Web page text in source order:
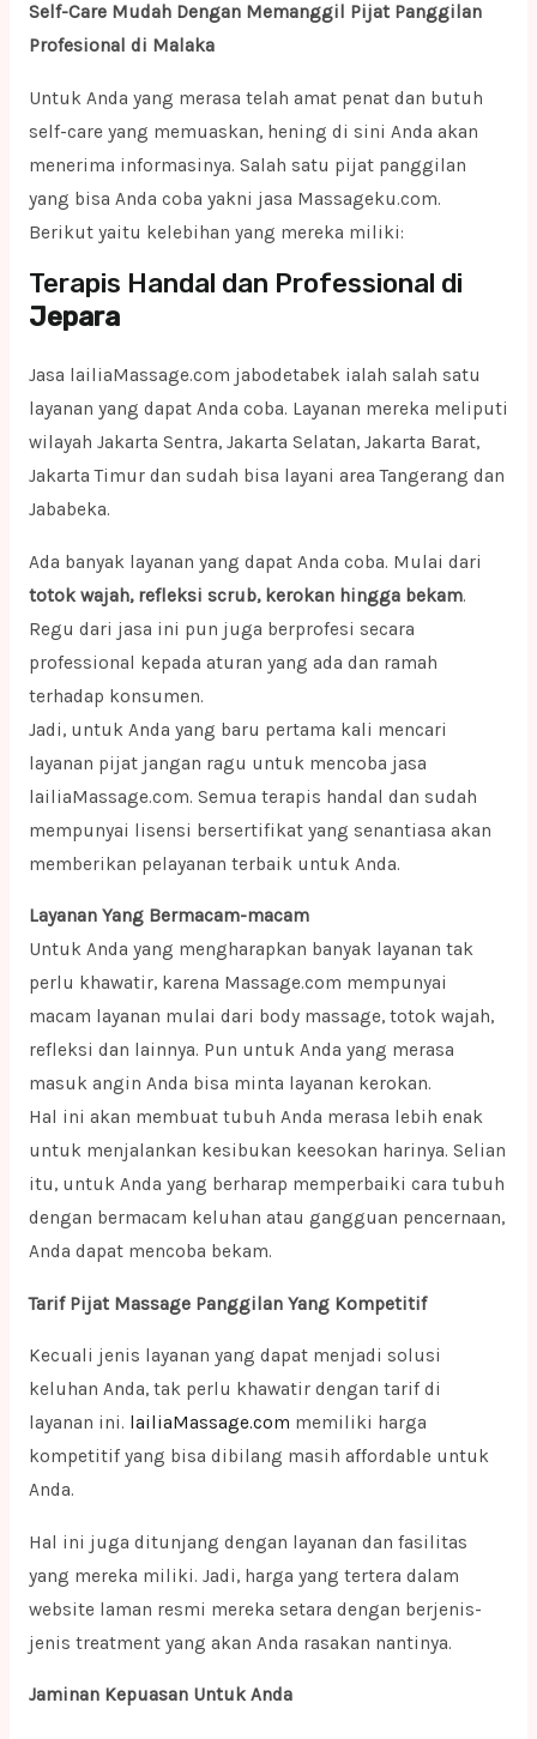
Self-Care Mudah Dengan Memanggil Pijat Panggilan
Profesional di Malaka
Untuk Anda yang merasa telah amat penat dan butuh
self-care yang memuaskan, hening di sini Anda akan
menerima informasinya. Salah satu pijat panggilan
yang bisa Anda coba yakni jasa Massageku.com.
Berikut yaitu kelebihan yang mereka miliki:
Terapis Handal dan Professional di
Jepara
Jasa lailiaMassage.com jabodetabek ialah salah satu
layanan yang dapat Anda coba. Layanan mereka meliputi
wilayah Jakarta Sentra, Jakarta Selatan, Jakarta Barat,
Jakarta Timur dan sudah bisa layani area Tangerang dan
Jababeka.
Ada banyak layanan yang dapat Anda coba. Mulai dari
totok wajah, refleksi scrub, kerokan hingga bekam.
Regu dari jasa ini pun juga berprofesi secara
professional kepada aturan yang ada dan ramah
terhadap konsumen.
Jadi, untuk Anda yang baru pertama kali mencari
layanan pijat jangan ragu untuk mencoba jasa
lailiaMassage.com. Semua terapis handal dan sudah
mempunyai lisensi bersertifikat yang senantiasa akan
memberikan pelayanan terbaik untuk Anda.
Layanan Yang Bermacam-macam
Untuk Anda yang mengharapkan banyak layanan tak
perlu khawatir, karena Massage.com mempunyai
macam layanan mulai dari body massage, totok wajah,
refleksi dan lainnya. Pun untuk Anda yang merasa
masuk angin Anda bisa minta layanan kerokan.
Hal ini akan membuat tubuh Anda merasa lebih enak
untuk menjalankan kesibukan keesokan harinya. Selian
itu, untuk Anda yang berharap memperbaiki cara tubuh
dengan bermacam keluhan atau gangguan pencernaan,
Anda dapat mencoba bekam.
Tarif Pijat Massage Panggilan Yang Kompetitif
Kecuali jenis layanan yang dapat menjadi solusi
keluhan Anda, tak perlu khawatir dengan tarif di
layanan ini. lailiaMassage.com memiliki harga
kompetitif yang bisa dibilang masih affordable untuk
Anda.
Hal ini juga ditunjang dengan layanan dan fasilitas
yang mereka miliki. Jadi, harga yang tertera dalam
website laman resmi mereka setara dengan berjenis-
jenis treatment yang akan Anda rasakan nantinya.
Jaminan Kepuasan Untuk Anda